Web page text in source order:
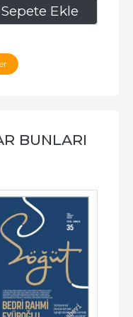
Sepete Ekle
225,00
BUNLARI